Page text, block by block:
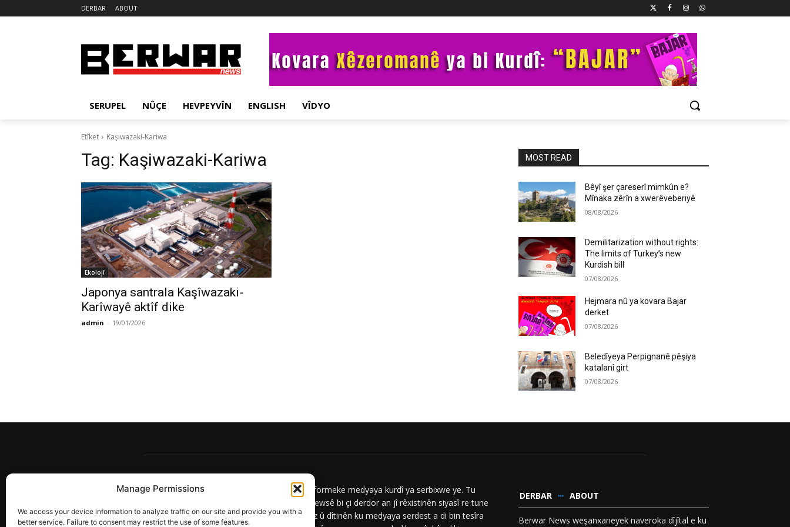
Manage Permissions
We access your device information to analyze traffic on our site and provide you with a
better service. Failure to consent may restrict the use of some features.
DERBAR ABOUT
SERUPEL NÛÇE HEVPEYVÎN ENGLISH VÎDYO
Etîket Kaşiwazaki-Kariwa
Tag: Kaşiwazaki-Kariwa
Ekolojî
Japonya santrala Kaşîwazaki-
Karîwayê aktîf dike
admin - 19/01/2026
MOST READ
Bêyî şer çareserî mimkûn e?
Mînaka zêrîn a xwerêveberiyê
08/08/2026
Demilitarization without rights:
The limits of Turkey’s new
Kurdish bill
07/08/2026
Hejmara nû ya kovara Bajar
derket
07/08/2026
Beledîyeya Perpignanê pêşiya
katalanî girt
07/08/2026
Berwar News platformeke medyaya kurdî ya serbixwe ye. Tu
têkîliyên Berwar Newsê bi çi derdor an jî rêxistinên siyasî re tune
ye. Em nûçe, analiz û dîtinên ku medyaya serdest a di bin tesîra
DERBAR ABOUT
Berwar News weşanxaneyek naveroka dîjîtal e ku